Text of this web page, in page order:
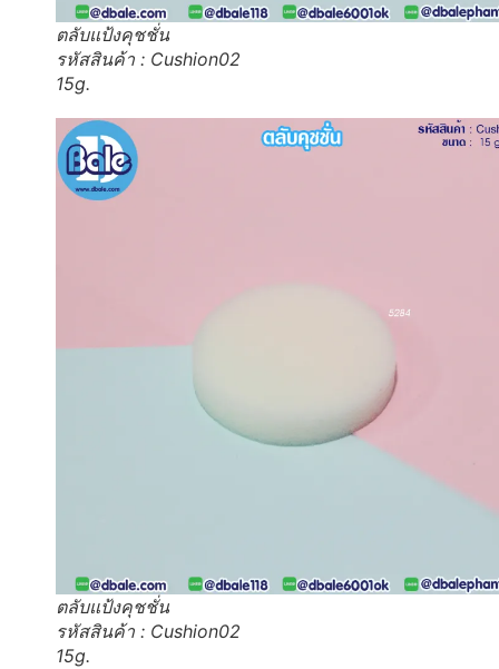
ตลับแป้งคุชชั่น
รหัสสินค้า : Cushion02
15g.
ตลับแป้งคุชชั่น
รหัสสินค้า : Cushion02
15g.